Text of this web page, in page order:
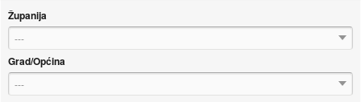
Županija
---
Grad/Općina
---